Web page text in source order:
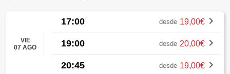
VIE
07 AGO
17:00 desde 19,00€
19:00 desde 20,00€
20:45 desde 19,00€